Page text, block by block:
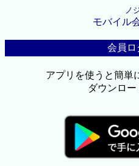
ノ
モバイル
会員ロ
アプリを使うと簡単
ダウンロ